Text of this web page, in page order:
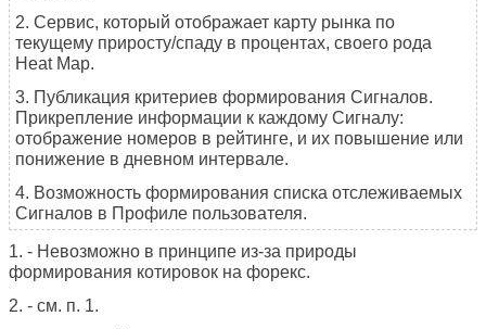
2. Сервис, который отображает карту рынка по
текущему приросту/спаду в процентах, своего рода
Heat Map.
3. Публикация критериев формирования Сигналов.
Прикрепление информации к каждому Сигналу:
отображение номеров в рейтинге, и их повышение или
понижение в дневном интервале.
4. Возможность формирования списка отслеживаемых
Сигналов в Профиле пользователя.
1. - Невозможно в принципе из-за природы
формирования котировок на форекс.
2. - см. п. 1.